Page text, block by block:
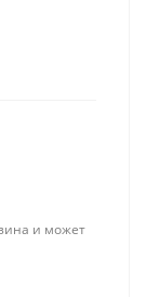
и может